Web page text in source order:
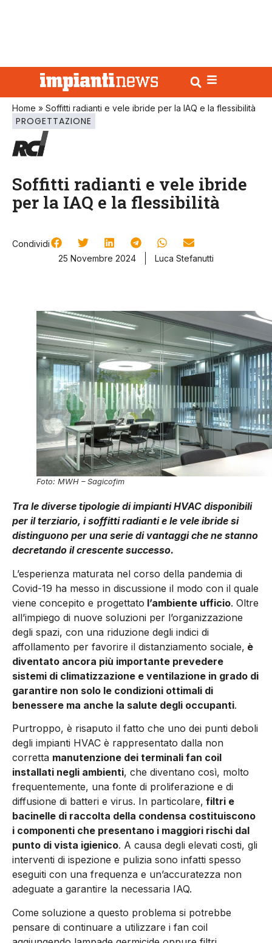
Home » Soffitti radianti e vele ibride per la IAQ e la flessibilità
PROGETTAZIONE
Soffitti radianti e vele ibride
per la IAQ e la flessibilità
Condividi
25 Novembre 2024
Luca Stefanutti
Foto: MWH – Sagicofim
Tra le diverse tipologie di impianti HVAC disponibili
per il terziario, i soffitti radianti e le vele ibride si
distinguono per una serie di vantaggi che ne stanno
decretando il crescente successo.
L’esperienza maturata nel corso della pandemia di
Covid-19 ha messo in discussione il modo con il quale
viene concepito e progettato l’ambiente ufficio. Oltre
all’impiego di nuove soluzioni per l’organizzazione
degli spazi, con una riduzione degli indici di
affollamento per favorire il distanziamento sociale, è
diventato ancora più importante prevedere
sistemi di climatizzazione e ventilazione in grado di
garantire non solo le condizioni ottimali di
benessere ma anche la salute degli occupanti.
Purtroppo, è risaputo il fatto che uno dei punti deboli
degli impianti HVAC è rappresentato dalla non
corretta manutenzione dei terminali fan coil
installati negli ambienti, che diventano così, molto
frequentemente, una fonte di proliferazione e di
diffusione di batteri e virus. In particolare, filtri e
bacinelle di raccolta della condensa costituiscono
i componenti che presentano i maggiori rischi dal
punto di vista igienico. A causa degli elevati costi, gli
interventi di ispezione e pulizia sono infatti spesso
eseguiti con una frequenza e un’accuratezza non
adeguate a garantire la necessaria IAQ.
Come soluzione a questo problema si potrebbe
pensare di continuare a utilizzare i fan coil